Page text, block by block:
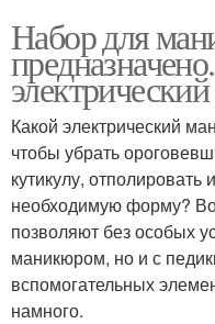
Лампы для маникюра
Щипцы/ножницы для
маникюра
Набор для
Какой электрический
чтобы убрать
кутикулу, отполировать
необходимую форму?
позволяют без особых
маникюром, но и с
вспомогательных
намного.